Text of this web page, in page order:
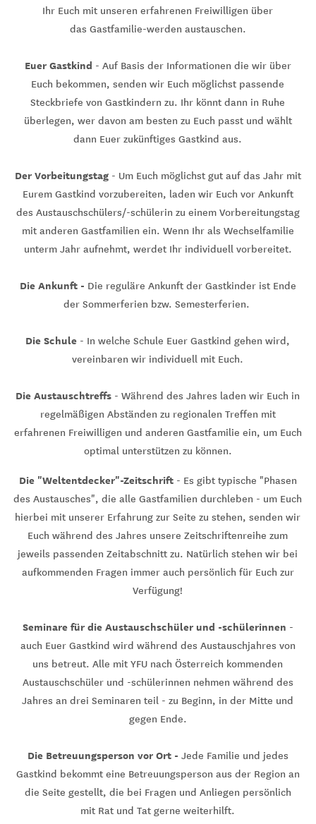
Ihr Euch mit unseren erfahrenen Freiwilligen über
das Gastfamilie-werden austauschen.
Euer Gastkind - Auf Basis der Informationen die wir über
Euch bekommen, senden wir Euch möglichst passende
Steckbriefe von Gastkindern zu. Ihr könnt dann in Ruhe
überlegen, wer davon am besten zu Euch passt und wählt
dann Euer zukünftiges Gastkind aus.
Der Vorbeitungstag- Um Euch möglichst gut auf das Jahr mit
Eurem Gastkind vorzubereiten, laden wir Euch vor Ankunft
des Austauschschülers/-schülerin zu einem Vorbereitungstag
mit anderen Gastfamilien ein. Wenn Ihr als Wechselfamilie
unterm Jahr aufnehmt, werdet Ihr individuell vorbereitet.
Die Ankunft - Die reguläre Ankunft der Gastkinder ist Ende
der Sommerferien bzw. Semesterferien.
Die Schule - In welche Schule Euer Gastkind gehen wird,
vereinbaren wir individuell mit Euch.
Die Austauschtreffs - Während des Jahres laden wir Euch in
regelmäßigen Abständen zu regionalen Treffen mit
erfahrenen Freiwilligen und anderen Gastfamilie ein, um Euch
optimal unterstützen zu können.
Die "Weltentdecker"-Zeitschrift- Es gibt typische "Phasen
des Austausches", die alle Gastfamilien durchleben - um Euch
hierbei mit unserer Erfahrung zur Seite zu stehen, senden wir
Euch während des Jahres unsere Zeitschriftenreihe zum
jeweils passenden Zeitabschnitt zu. Natürlich stehen wir bei
aufkommenden Fragen immer auch persönlich für Euch zur
Verfügung!
Seminare für die Austauschschüler und -schülerinnen -
auch Euer Gastkind wird während des Austauschjahres von
uns betreut. Alle mit YFU nach Österreich kommenden
Austauschschüler und -schülerinnen nehmen während des
Jahres an drei Seminaren teil - zu Beginn, in der Mitte und
gegen Ende.
Die Betreuungsperson vor Ort - Jede Familie und jedes
Gastkind bekommt eine Betreuungsperson aus der Region an
die Seite gestellt, die bei Fragen und Anliegen persönlich
mit Rat und Tat gerne weiterhilft.